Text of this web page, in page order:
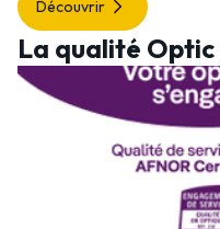
Découvrir
La qualité